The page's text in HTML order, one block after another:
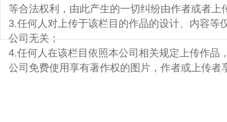
等合法权利，由此产生的一切纠纷由作者或者上
3.任何人对上传于该栏目的作品的设计、内容等
公司无关；
4.任何人在该栏目依照本公司相关规定上传作品
公司免费使用享有著作权的图片，作者或上传者